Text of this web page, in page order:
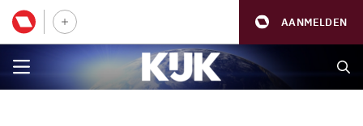
AANMELDEN